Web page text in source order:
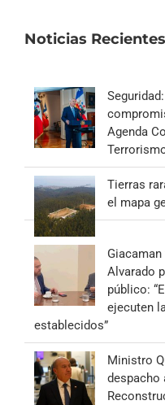
Noticias Recientes
Agenda
Tierras
el mapa
Alvarado
público:
ejecuten
establecidos”
Ministro
despacho